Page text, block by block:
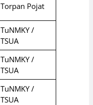
Torpan Pojat
TuNMKY /
TSUA
TuNMKY /
TSUA
TuNMKY /
TSUA